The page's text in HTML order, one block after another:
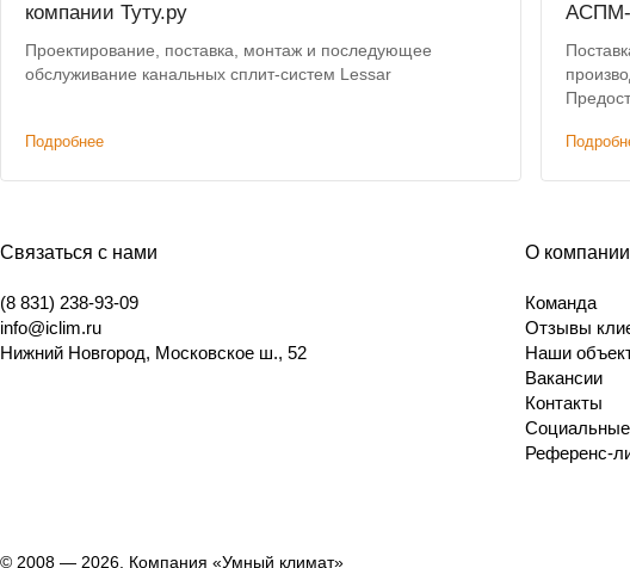
компании Туту.ру
Проектирование, поставка, монтаж и последующее
обслуживание канальных сплит-систем Lessar
Подробнее
Связаться с нами
(8 831) 238-93-09
info@iclim.ru
Нижний Новгород, Московское ш., 52
О компании
Команда
Отзывы
Наши
Вакансии
Контакты
Референс-
© 2008 — 2026, Компания «Умный климат»